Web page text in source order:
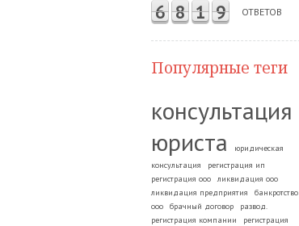
6 8 1 9 ОТВЕТОВ
Популярные теги
консультация
юриста
юридическая
консультация
регистрация ип
регистрация ооо
ликвидация ооо
ликвидация предприятия
банкротство
ооо
брачный договор
развод.
регистрация компании
регистрация